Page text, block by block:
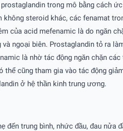
trong mô bằng cách
steroid khác, các fenamat
của acid mefenamic là do ngăn
ngoại biên. Prostaglandin tỏ ra
là nhờ tác động ngăn chặn
cũng tham gia vào tác động
ở hệ thần kinh trung ương.
trung bình, nhức đầu, đau nửa